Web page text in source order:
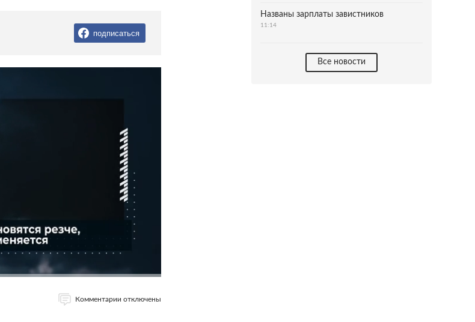
подписаться
Комментарии отключены
Названы зарплаты завистников
11:14
Все новости